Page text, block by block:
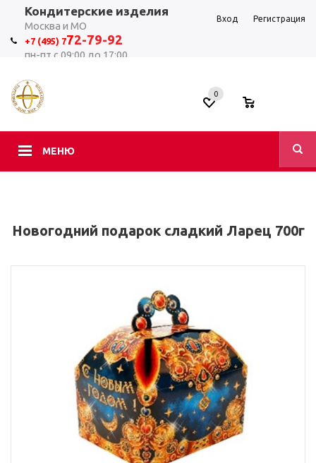
Кондитерские изделия
Москва и МО
+7 (495) 772-79-92
пн-пт с 09:00 до 17:00
Вход Регистрация
МЕНЮ
0
Новогодний подарок сладкий Ларец 700г